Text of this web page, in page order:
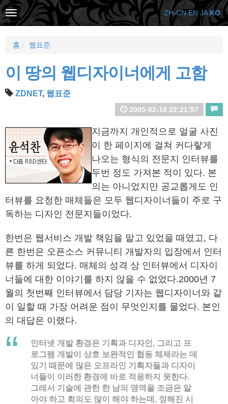
홈 웹표준
이 땅의 웹디자이너에게 고함
ZDNET, 웹표준
2005-02-18 22:21:57
지금까지 개인적으로 얼굴 사진
이 한 페이지에 걸쳐 커다랗게
나오는 형식의 전문지 인터뷰를
두번 정도 가져본 적이 있다. 본
의는 아니었지만 공교롭게도 인
터뷰를 요청한 매체들은 모두 웹디자이너들이 주로 구
독하는 디자인 전문지들이었다.
한번은 웹서비스 개발 책임을 맡고 있었을 때였고, 다
른 한번은 오픈소스 커뮤니티 개발자의 입장에서 인터
뷰를 하게 되었다. 매체의 성격 상 인터뷰에서 디자이
너들에 대한 이야기를 하지 않을 수 없었다.2000년 7
월의 첫번째 인터뷰에서 담당 기자는 웹디자이너와 같
이 일할 때 가장 어려운 점이 무엇인지를 물었다. 본인
의 대답은 이랬다.
인터넷 개발 환경은 기획과 디자인, 그리고 프
로그램 개발이 상호 보완적인 협동 체제라는 데
있기 때문에 많은 오프라인 기획자들과 디자이
너들이 이러한 환경에 바로 적응하지 못한다.
그래서 기술에 관한 한 남의 영역을 조금은 알
아야 하고 회의도 많이 해야 하는데, 정해진 시
ZH-CN EN JA KO